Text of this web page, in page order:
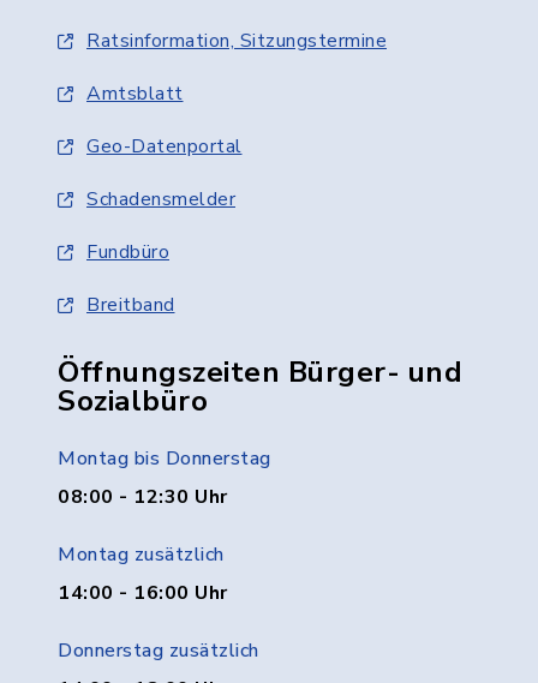
Ratsinformation, Sitzungstermine
Amtsblatt
Geo-Datenportal
Schadensmelder
Fundbüro
Breitband
Öffnungszeiten Bürger- und
Sozialbüro
Montag bis Donnerstag
08:00 - 12:30 Uhr
Montag zusätzlich
14:00 - 16:00 Uhr
Donnerstag zusätzlich